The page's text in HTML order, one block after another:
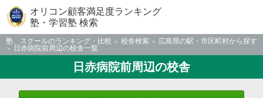
オリコン顧客満足度ランキング
塾・学習塾 検索
塾、スクールのランキング・比較 校舎検索
広島県の駅・市区町村から探す
日赤病院前周辺の校舎一覧
日赤病院前周辺の校舎